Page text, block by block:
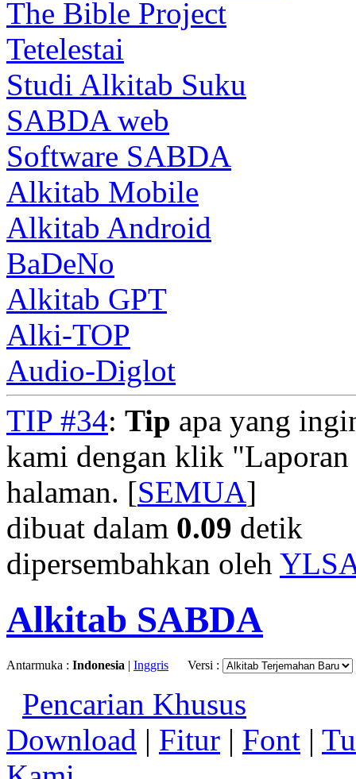
The Bible Project
Tetelestai
Studi Alkitab Suku
SABDA web
Software SABDA
Alkitab Mobile
Alkitab Android
BaDeNo
Alkitab GPT
Alki-TOP
Audio-Diglot
TIP #34: Tip apa yang
kami dengan klik "Laporan
halaman. [SEMUA]
dibuat dalam 0.09 detik
dipersembahkan oleh
Alkitab SABDA
Antarmuka : Indonesia | Inggris Versi :
Pencarian Khusus
Download | Fitur | Font |